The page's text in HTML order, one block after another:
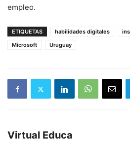
empleo.
ETIQUETAS habilidades digitales
Microsoft
Uruguay
Virtual Educa